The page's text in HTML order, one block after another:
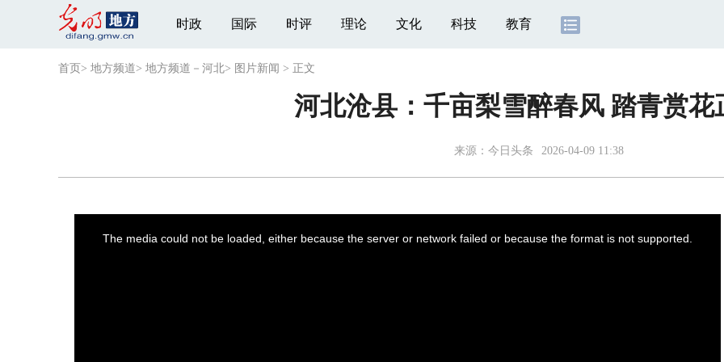
时政 国际 时评 理论 文化 科技 教育
首页 > 地方频道> 地方频道－河北> 图片新闻 > 正文
河北沧县：千亩梨雪醉春风 踏青赏花
来源： 今日头条 2026-04-09 11:38
The media could not be loaded, either because the server or network failed or because the format is not supported.